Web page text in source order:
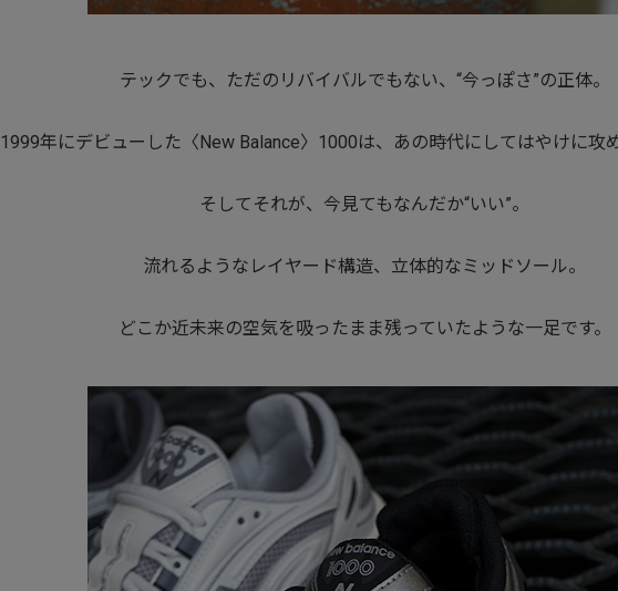
テックでも、ただのリバイバルでもない、“今っぽさ”の正体。
1999年にデビューした〈New Balance〉1000は、あの時代にしてはやけに攻
そしてそれが、今見てもなんだか“いい”。
流れるようなレイヤード構造、立体的なミッドソール。
どこか近未来の空気を吸ったまま残っていたような一足です。